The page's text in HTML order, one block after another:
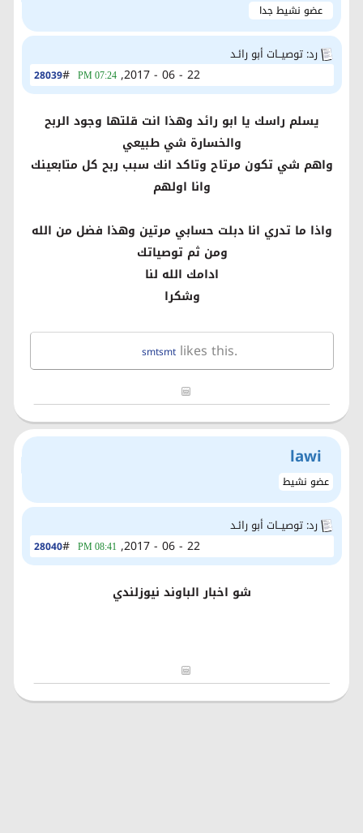
عضو نشيط جدا
رد: توصيــات أبو رائـد
28039# 22 - 06 - 2017,
07:24 PM
يسلم راسك يا ابو رائد وهذا انت قلتها وجود الربح
والخسارة شي طبيعي
واهم شي تكون مرتاح وتاكد انك سبب ربح كل متابعينك
وانا اولهم
واذا ما تدري انا دبلت حسابي مرتين وهذا فضل من الله
ومن ثم توصياتك
ادامك الله لنا
وشكرا
smtsmtlikes this.
lawi
عضو نشيط
رد: توصيــات أبو رائـد
28040# 22 - 06 - 2017,
08:41 PM
شو اخبار الباوند نيوزلندي